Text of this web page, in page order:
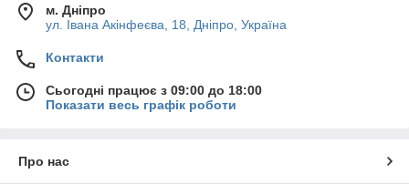
м. Дніпро
ул. Івана Акінфеєва, 18, Дніпро, Україна
Контакти
Сьогодні працює з 09:00 до 18:00
Показати весь графік роботи
Про нас